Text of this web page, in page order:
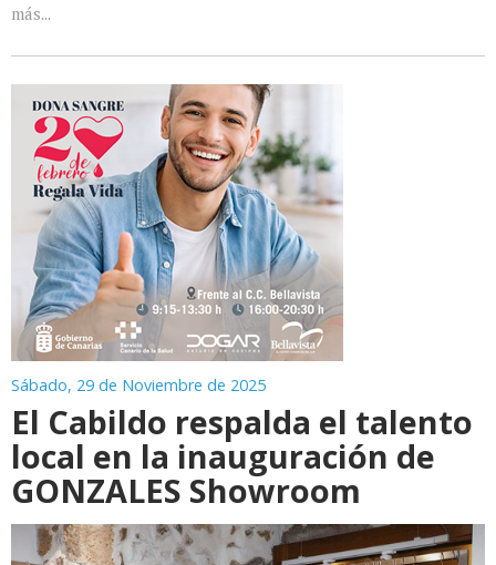
más...
Sábado, 29 de Noviembre de 2025
El Cabildo respalda el talento
local en la inauguración de
GONZALES Showroom